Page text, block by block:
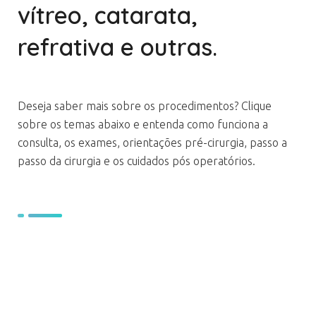
vítreo, catarata,
refrativa e outras.
Deseja saber mais sobre os procedimentos? Clique
sobre os temas abaixo e entenda como funciona a
consulta, os exames, orientações pré-cirurgia, passo a
passo da cirurgia e os cuidados pós operatórios.